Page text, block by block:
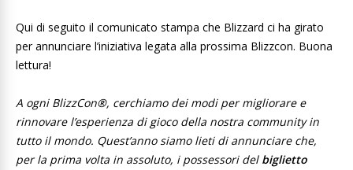
Qui di seguito il comunicato stampa che Blizzard ci ha girato
per annunciare l’iniziativa legata alla prossima Blizzcon. Buona
lettura!
A ogni BlizzCon®, cerchiamo dei modi per migliorare e
rinnovare l’esperienza di gioco della nostra community in
tutto il mondo. Quest’anno siamo lieti di annunciare che,
per la prima volta in assoluto, i possessori del biglietto